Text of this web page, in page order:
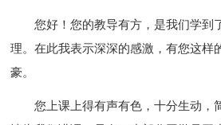
您好！您的教导有方，是我们学到
理。在此我表示深深的感激，有您这样
豪。
您上课上得有声有色，十分生动，